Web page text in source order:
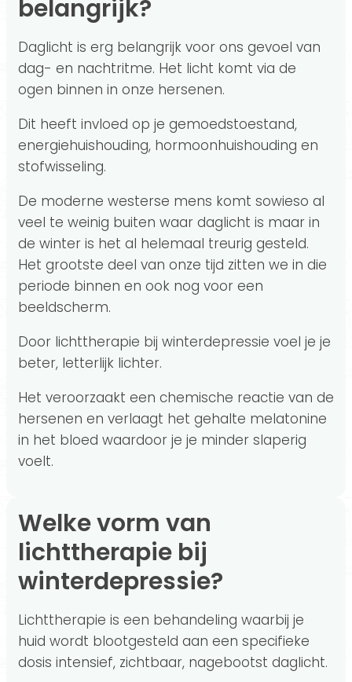
belangrijk?
Daglicht is erg belangrijk voor ons gevoel van
dag- en nachtritme. Het licht komt via de
ogen binnen in onze hersenen.
Dit heeft invloed op je gemoedstoestand,
energiehuishouding, hormoonhuishouding en
stofwisseling.
De moderne westerse mens komt sowieso al
veel te weinig buiten waar daglicht is maar in
de winter is het al helemaal treurig gesteld.
Het grootste deel van onze tijd zitten we in die
periode binnen en ook nog voor een
beeldscherm.
Door lichttherapie bij winterdepressie voel je je
beter, letterlijk lichter.
Het veroorzaakt een chemische reactie van de
hersenen en verlaagt het gehalte melatonine
in het bloed waardoor je je minder slaperig
voelt.
Welke vorm van
lichttherapie bij
winterdepressie?
Lichttherapie is een behandeling waarbij je
huid wordt blootgesteld aan een specifieke
dosis intensief, zichtbaar, nagebootst daglicht.